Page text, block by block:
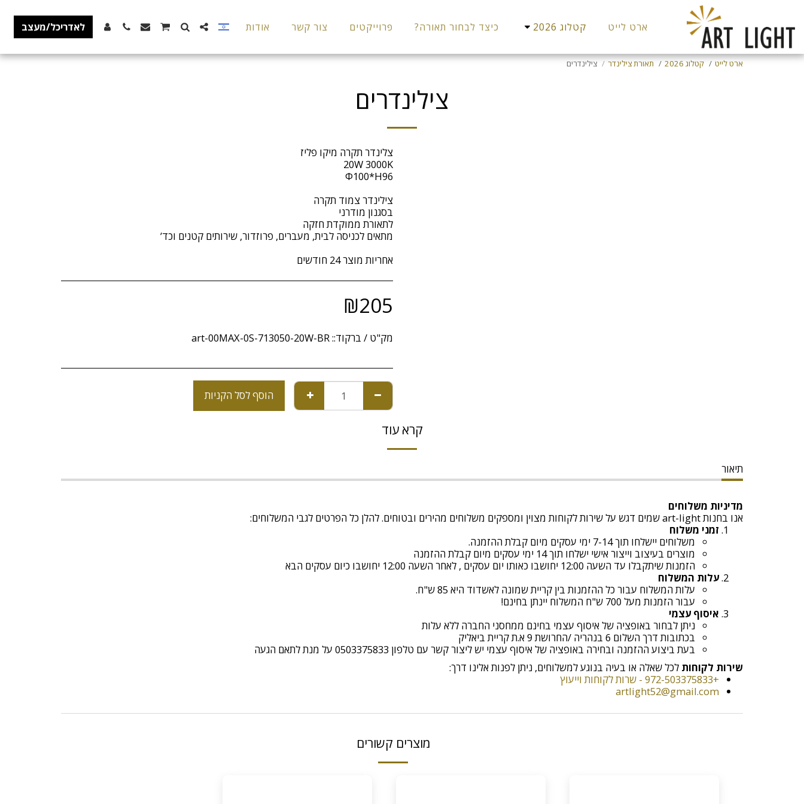
ארט לייט קטלוג 2026 כיצד לבחור תאורה? פרוייקטים צור קשר אודות לאדריכל/מעצב
ארט לייט קטלוג 2026 תאורת צילינדר צילינדרים
צילינדרים
אחריות מוצר 24 חודשים
₪205
מק"ט / ברקוד::art-00MAX-0S-713050-20W-BR
הוסף לסל הקניות
קרא עוד
תיאור
מדיניות משלוחים
אנו בחנות art-light שמים דגש על שירות לקוחות מצוין ומספקים משלוחים מהירים ובטוחים. להלן כל הפרטים לגבי המשלוחים:
זמני משלוח
משלוחים יישלחו תוך 7-14 ימי עסקים מיום קבלת ההזמנה.
מוצרים בעיצוב וייצור אישי ישלחו תוך 14 ימי עסקים מיום קבלת ההזמנה
הזמנות שיתקבלו עד השעה 12:00 יחושבו כאותו יום עסקים , לאחר השעה 12:00 יחושבו כיום עסקים הבא
עלות המשלוח
עלות המשלוח עבור כל ההזמנות בין קריית שמונה לאשדוד היא 85 ש"ח.
עבור הזמנות מעל 700 ש"ח המשלוח יינתן בחינם!
איסוף עצמי
ניתן לבחור באופציה של איסוף עצמי בחינם ממחסני החברה ללא עלות
בכתובות דרך השלום 6 בנהריה /החרושת 9 א.ת קריית ביאליק
בעת ביצוע ההזמנה ובחירה באופציה של איסוף עצמי יש ליצור קשר עם טלפון 0503375833 על מנת לתאם הגעה
שירות לקוחות לכל שאלה או בעיה בנוגע למשלוחים, ניתן לפנות אלינו דרך:
+972-503375833 - שרות לקוחות וייעוץ
artlight52@gmail.com
מוצרים קשורים